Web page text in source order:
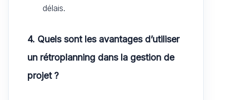
délais.
4. Quels sont les avantages d’utiliser
un rétroplanning dans la gestion de
projet ?